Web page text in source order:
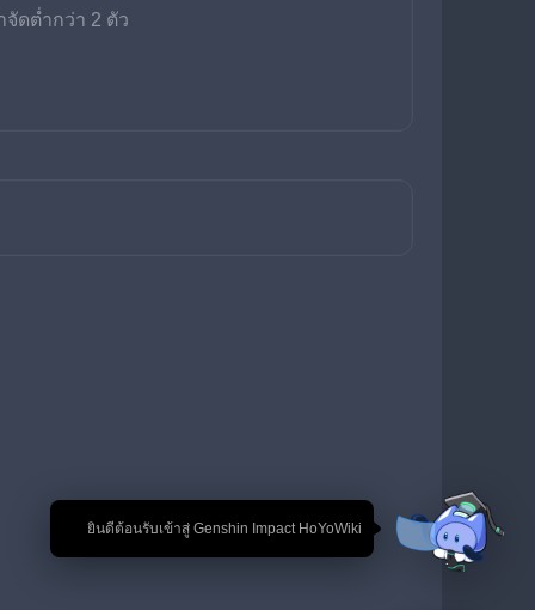
🎉 ยินดีต้อนรับเข้าสู่ Genshin Impact HoYoWiki
ดต่ำกว่า 2 ตัว